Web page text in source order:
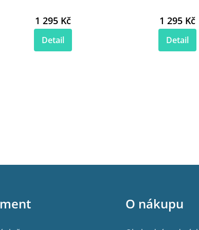
1 295 Kč
Detail
1 295 Kč
Detail
O nákupu